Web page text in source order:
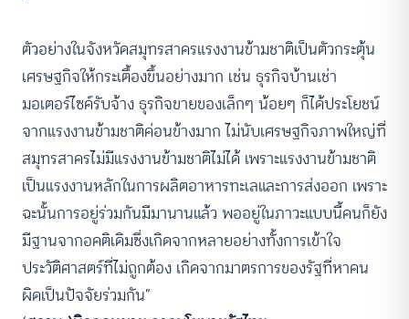
ตัวอย่างในจังหวัดสมุทรสาครแรงงานข้ามชาติเป็นตัวกระตุ้น
เศรษฐกิจให้กระเตื้องขึ้นอย่างมาก เช่น ธุรกิจบ้านเช่า
มอเตอร์ไซค์รับจ้าง ธุรกิจขายของเล็กๆ น้อยๆ ก็ได้ประโยชน์
จากแรงงานข้ามชาติค่อนข้างมาก ไม่นับเศรษฐกิจภาพใหญ่ที่
สมุทรสาครไม่มีแรงงานข้ามชาติไม่ได้ เพราะแรงงานข้ามชาติ
เป็นแรงงานหลักในการผลิตอาหารทะเลและการส่งออก เพราะ
ฉะนั้นการอยู่ร่วมกันมีมานานแล้ว พออยู่ในภาวะแบบนี้คนก็ยัง
มีฐานจากอคติเดิมซึ่งเกิดจากหลายอย่างทั้งการเข้าใจ
ประวัติศาสตร์ที่ไม่ถูกต้อง เกิดจากมาตรการของรัฐที่หาคน
ผิดเป็นปัจจัยร่วมกัน”